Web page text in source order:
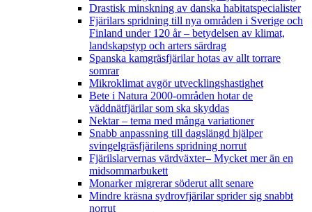
Drastisk minskning av danska habitatspecialister
Fjärilars spridning till nya områden i Sverige och
Finland under 120 år– betydelsen av klimat,
landskapstyp och arters särdrag
Spanska kamgräsfjärilar hotas av allt torrare
somrar
Mikroklimat avgör utvecklingshastighet
Bete i Natura 2000-områden hotar de
väddnätfjärilar som ska skyddas
Nektar – tema med många variationer
Snabb anpassning till dagslängd hjälper
svingelgräsfjärilens spridning norrut
Fjärilslarvernas värdväxter– Mycket mer än en
midsommarbukett
Monarker migrerar söderut allt senare
Mindre kräsna sydrovfjärilar sprider sig snabbt
norrut